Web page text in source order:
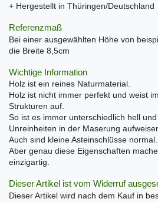
+ Hergestellt in Thüringen/Deutschland
Referenzmaß
Bei einer ausgewählten Höhe von
die Breite 8,5cm
Wichtige Information
Holz ist ein reines Naturmaterial.
Holz ist nicht immer perfekt und weist
Strukturen auf.
So ist es immer unterschiedlich hell
Unreinheiten in der Maserung
Auch sind kleine Asteinschlüsse normal.
Aber genau diese Eigenschaften
einzigartig.
Dieser Artikel ist vom Widerruf
Dieser Artikel wird nach dem Kauf in